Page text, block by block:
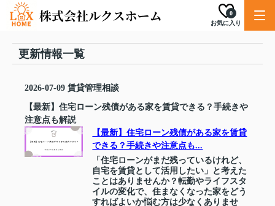
お気に入り
0
更新情報一覧
2026-07-09 賃貸管理相談
【最新】住宅ローン残債がある家を賃貸できる？手続きや
注意点も解説
【最新】住宅ローン残債がある家を賃貸
できる？手続きや注意点も...
「住宅ローンがまだ残っているけれど、
自宅を賃貸として活用したい」と考えた
ことはありませんか？転勤やライフスタ
イルの変化で、住まなくなった家をどう
すればよいか悩む方は少なくありませ